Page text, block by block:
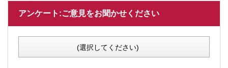
アンケート:ご意見をお聞かせください
(選択してください)